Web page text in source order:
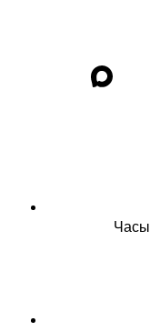
Часы